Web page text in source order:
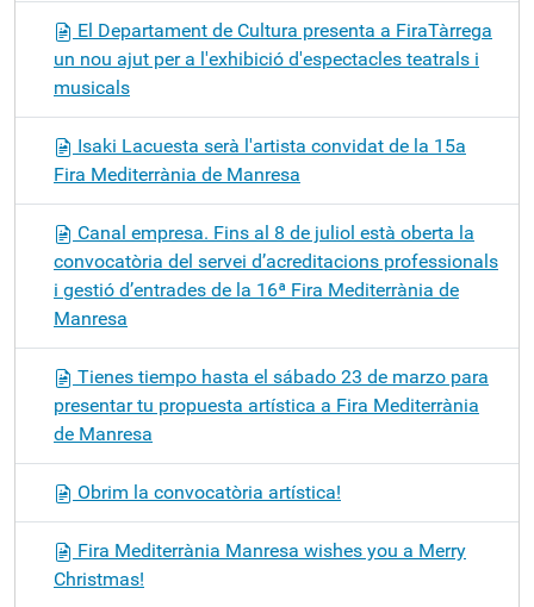
El Departament de Cultura presenta a FiraTàrrega
un nou ajut per a l'exhibició d'espectacles teatrals i
musicals
Isaki Lacuesta serà l'artista convidat de la 15a
Fira Mediterrània de Manresa
Canal empresa. Fins al 8 de juliol està oberta la
convocatòria del servei d’acreditacions professionals
i gestió d’entrades de la 16ª Fira Mediterrània de
Manresa
Tienes tiempo hasta el sábado 23 de marzo para
presentar tu propuesta artística a Fira Mediterrània
de Manresa
Obrim la convocatòria artística!
Fira Mediterrània Manresa wishes you a Merry
Christmas!